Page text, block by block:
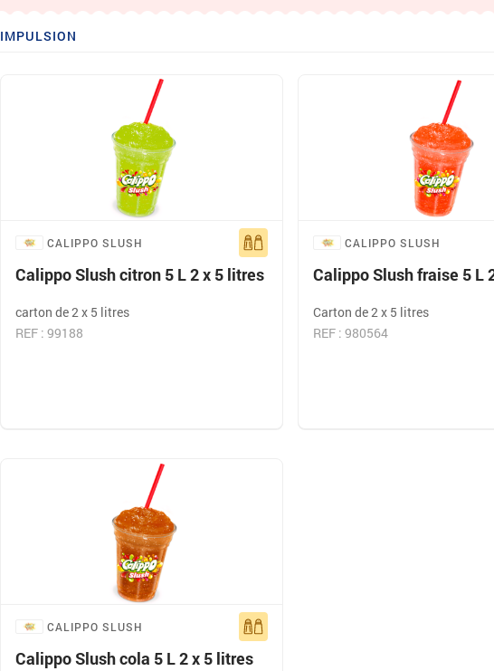
IMPULSION
CALIPPO SLUSH
Calippo Slush citron 5 L 2 x 5 litres
carton de 2 x 5 litres
REF : 99188
CALIPPO SLUSH
Calippo Slush fraise 5 L
Carton de 2 x 5 litres
REF : 980564
CALIPPO SLUSH
Calippo Slush cola 5 L 2 x 5 litres